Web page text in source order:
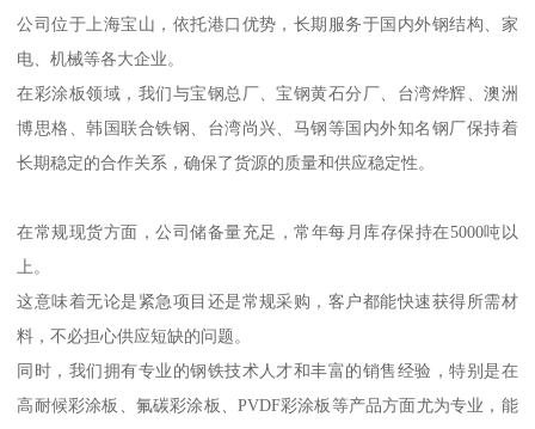
公司位于上海宝山，依托港口优势，长期服务于国内外钢结构、家
电、机械等各大企业。
在彩涂板领域，我们与宝钢总厂、宝钢黄石分厂、台湾烨辉、澳洲
博思格、韩国联合铁钢、台湾尚兴、马钢等国内外知名钢厂保持着
长期稳定的合作关系，确保了货源的质量和供应稳定性。
在常规现货方面，公司储备量充足，常年每月库存保持在5000吨以
上。
这意味着无论是紧急项目还是常规采购，客户都能快速获得所需材
料，不必担心供应短缺的问题。
同时，我们拥有专业的钢铁技术人才和丰富的销售经验，特别是在
高耐候彩涂板、氟碳彩涂板、PVDF彩涂板等产品方面尤为专业，能